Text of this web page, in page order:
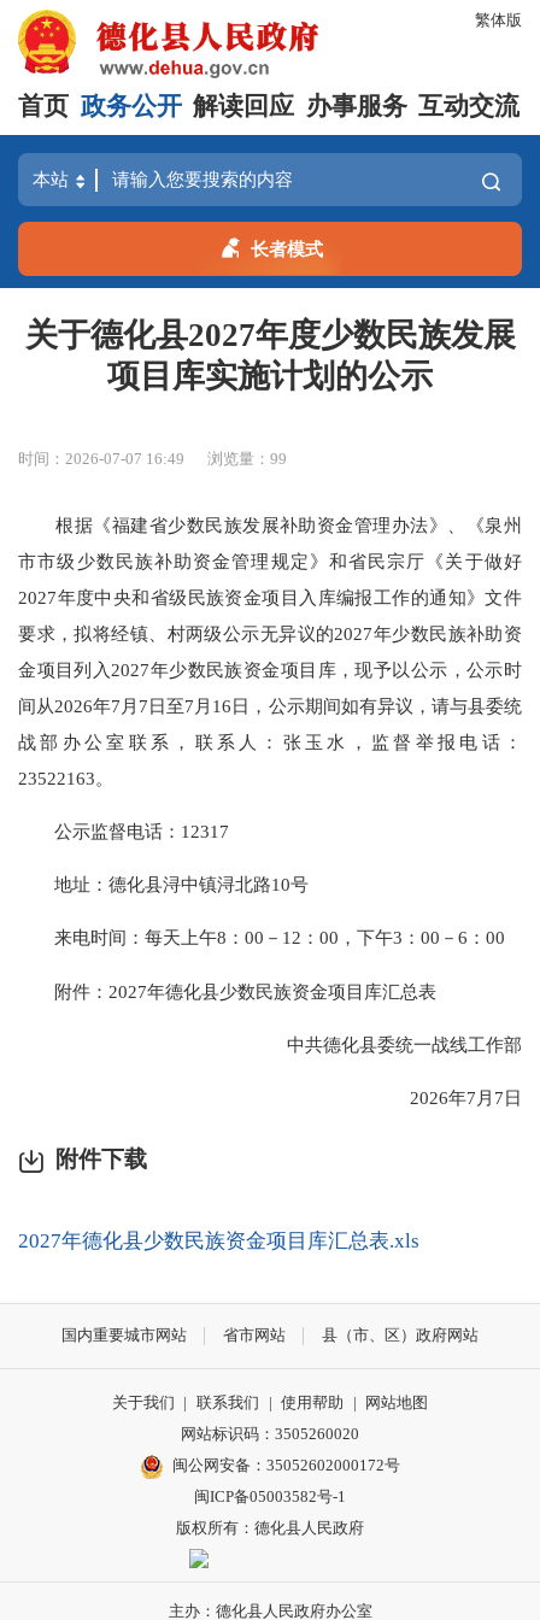
繁体版
首页 政务公开 解读回应 办事服务 互动交流
长者模式
关于德化县2027年度少数民族发展
项目库实施计划的公示
时间：2026-07-07 16:49 浏览量：99
根据《福建省少数民族发展补助资金管理办法》、《泉州
市市级少数民族补助资金管理规定》和省民宗厅《关于做好
2027年度中央和省级民族资金项目入库编报工作的通知》文件
要求，拟将经镇、村两级公示无异议的2027年少数民族补助资
金项目列入2027年少数民族资金项目库，现予以公示，公示时
间从2026年7月7日至7月16日，公示期间如有异议，请与县委统
战部办公室联系，联系人：张玉水，监督举报电话：
23522163。
公示监督电话：12317
地址：德化县浔中镇浔北路10号
来电时间：每天上午8：00－12：00，下午3：00－6：00
附件：2027年德化县少数民族资金项目库汇总表
中共德化县委统一战线工作部
2026年7月7日
附件下载
2027年德化县少数民族资金项目库汇总表.xls
国内重要城市网站 省市网站 县（市、区）政府网站
关于我们 | 联系我们 | 使用帮助 | 网站地图
网站标识码：3505260020
闽公网安备：35052602000172号
闽ICP备05003582号-1
版权所有：德化县人民政府
主办：德化县人民政府办公室